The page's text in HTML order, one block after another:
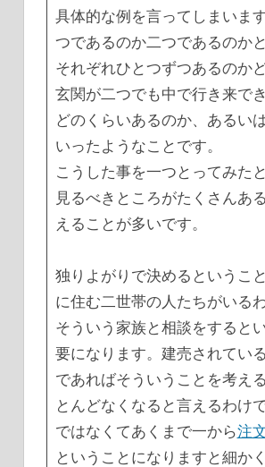
具体的な例を言ってしまいま
つであるのか二つであるのか
それぞれひとつずつあるのか
玄関が二つでも中で行き来で
どのくらいあるのか、あるい
いったようなことです。
こうした事を一つとってみた
見るべきところがたくさんあ
えることが多いです。
独りよがりで決めるというこ
に住む二世帯の人たちがいる
そういう家族と相談をすると
要になります。建売されてい
であればそういうことを考え
とんどなくなると言えるわけ
ではなくてあくまで一から注
ということになりますと細か